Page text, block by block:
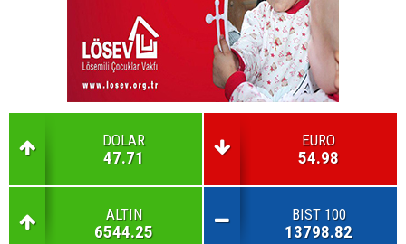
DOLAR
47.71
EURO
54.98
ALTIN
6544.25
BIST 100
13798.82